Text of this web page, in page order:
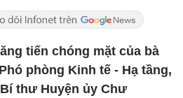
tiến chóng mặt của bà
phòng Kinh tế - Hạ tầng,
thư Huyện ủy Chư